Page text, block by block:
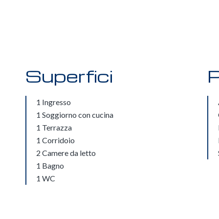
Superfici
1 Ingresso
1 Soggiorno con cucina
1 Terrazza
1 Corridoio
2 Camere da letto
1 Bagno
1 WC